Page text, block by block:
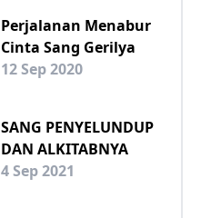
Perjalanan Menabur
Cinta Sang Gerilya
12 Sep 2020
SANG PENYELUNDUP
DAN ALKITABNYA
4 Sep 2021